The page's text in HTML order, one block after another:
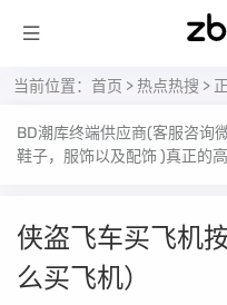
当前位置： 首页 >热点热搜 >
BD潮库终端供应商(客服咨询微
鞋子，服饰以及配饰 )真正的
侠盗飞车买飞机
么买飞机）